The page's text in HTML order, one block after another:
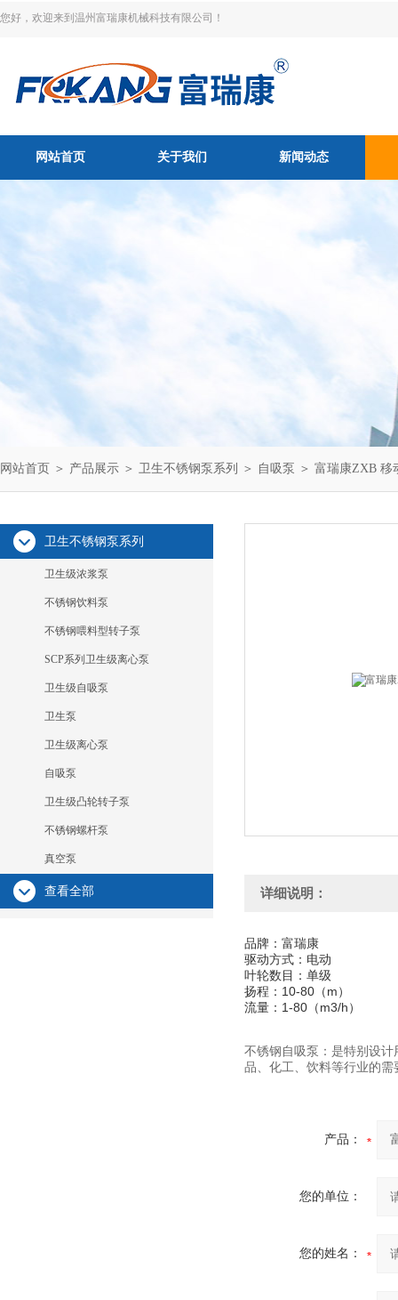
您好，欢迎来到温州富瑞康机械科技有限公司！
网站首页 关于我们 新闻动态
网站首页 ＞ 产品展示 ＞ 卫生不锈钢泵系列 ＞ 自吸泵 ＞ 富瑞康ZXB 移
卫生不锈钢泵系列
卫生级浓浆泵
不锈钢饮料泵
不锈钢喂料型转子泵
SCP系列卫生级离心泵
卫生级自吸泵
卫生泵
卫生级离心泵
自吸泵
卫生级凸轮转子泵
不锈钢螺杆泵
真空泵
查看全部 详细说明：
品牌：富瑞康
驱动方式：电动
叶轮数目：单级
扬程：10-80（m）
流量：1-80（m3/h）
不锈钢自吸泵：是特别设
品、化工、饮料等行业的
产品：
您的单位：
您的姓名：